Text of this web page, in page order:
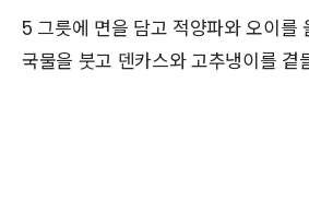
5 그릇에 면을 담고 적양파와 오이를
국물을 붓고 덴카스와 고추냉이를 곁